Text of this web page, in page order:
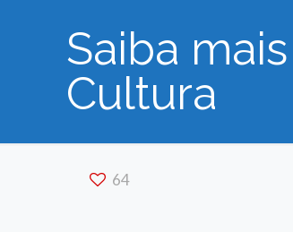
Saiba
Cultura
64